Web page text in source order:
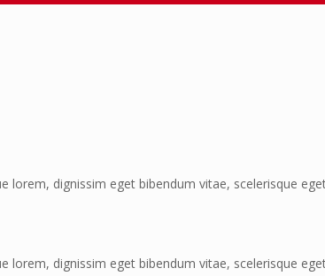
lorem, dignissim eget bibendum vitae, scelerisque
lorem, dignissim eget bibendum vitae, scelerisque